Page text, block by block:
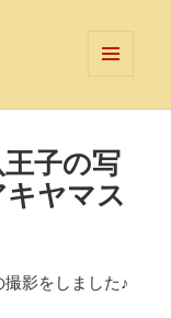
ーとウ
ット
子の写
ヤマス
影をしました♪